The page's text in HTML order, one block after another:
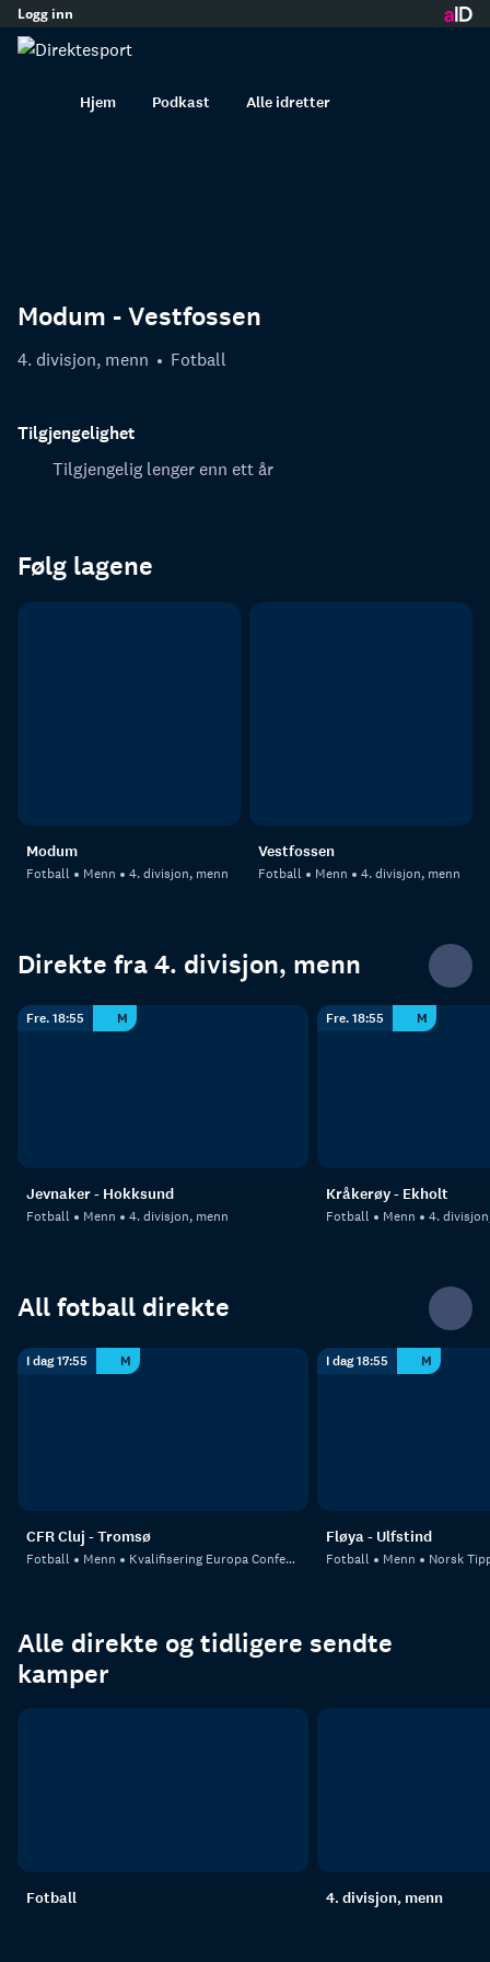
innhold
Logg inn
Hjem Podkast Alle idretter
Modum - Vestfossen
4. divisjon, menn Fotball
Tilgjengelighet
Tilgjengelig lenger enn ett år
Følg lagene
Modum
Fotball Menn 4. divisjon, menn
Vestfossen
Fotball Menn 4. divisjon, menn
Direkte fra 4. divisjon, menn
Fre. 18:55 M
Jevnaker - Hokksund
Fotball Menn 4. divisjon, menn
Fre. 18:55 M
Kråkerøy - Ekholt
Fotball Menn 4.
All fotball direkte
I dag 17:55 M
CFR Cluj - Tromsø
Fotball Menn Kvalifisering Europa Conference League
I dag 18:55 M
Fløya - Ulfstind
Fotball Menn Norsk
Alle direkte og tidligere sendte
kamper
Fotball 4. divisjon, menn